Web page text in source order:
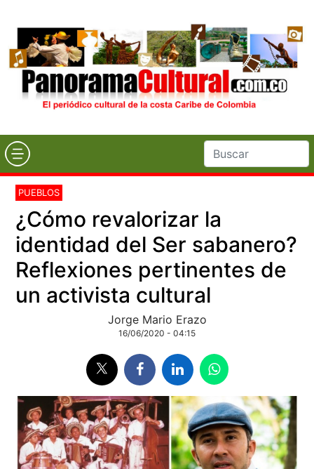
PUEBLOS
¿Cómo revalorizar la
identidad del Ser sabanero?
Reflexiones pertinentes de
un activista cultural
Jorge Mario Erazo
16/06/2020 - 04:15